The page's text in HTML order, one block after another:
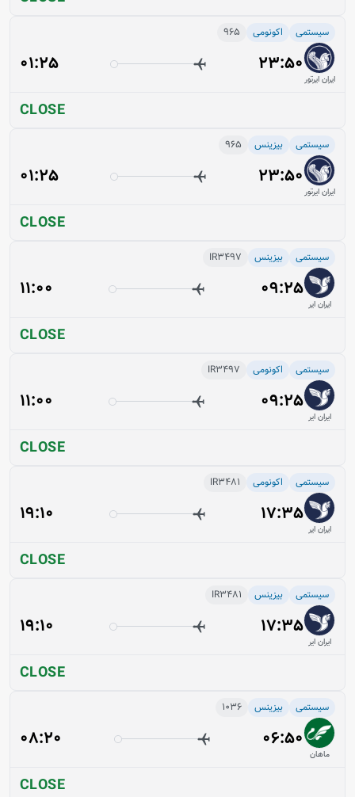
سیستمی اکونومی 965
ایران ایرتور
23:50
01:25
CLOSE
سیستمی بیزینس 965
ایران ایرتور
23:50
01:25
CLOSE
سیستمی بیزینس IR3497
ایران ایر
09:25
11:00
CLOSE
سیستمی اکونومی IR3497
ایران ایر
09:25
11:00
CLOSE
سیستمی اکونومی IR3481
ایران ایر
17:35
19:10
CLOSE
سیستمی بیزینس IR3481
ایران ایر
17:35
19:10
CLOSE
سیستمی بیزینس 1036
ماهان
06:50
08:20
CLOSE